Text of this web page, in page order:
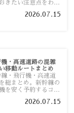
きたい注意点をわか
2026.07.15
・高速道路の混雑
移動ルートまとめ
・飛行機・高速道
総まとめ。新幹線の
を安く予約するコ
説します。2026.07.15